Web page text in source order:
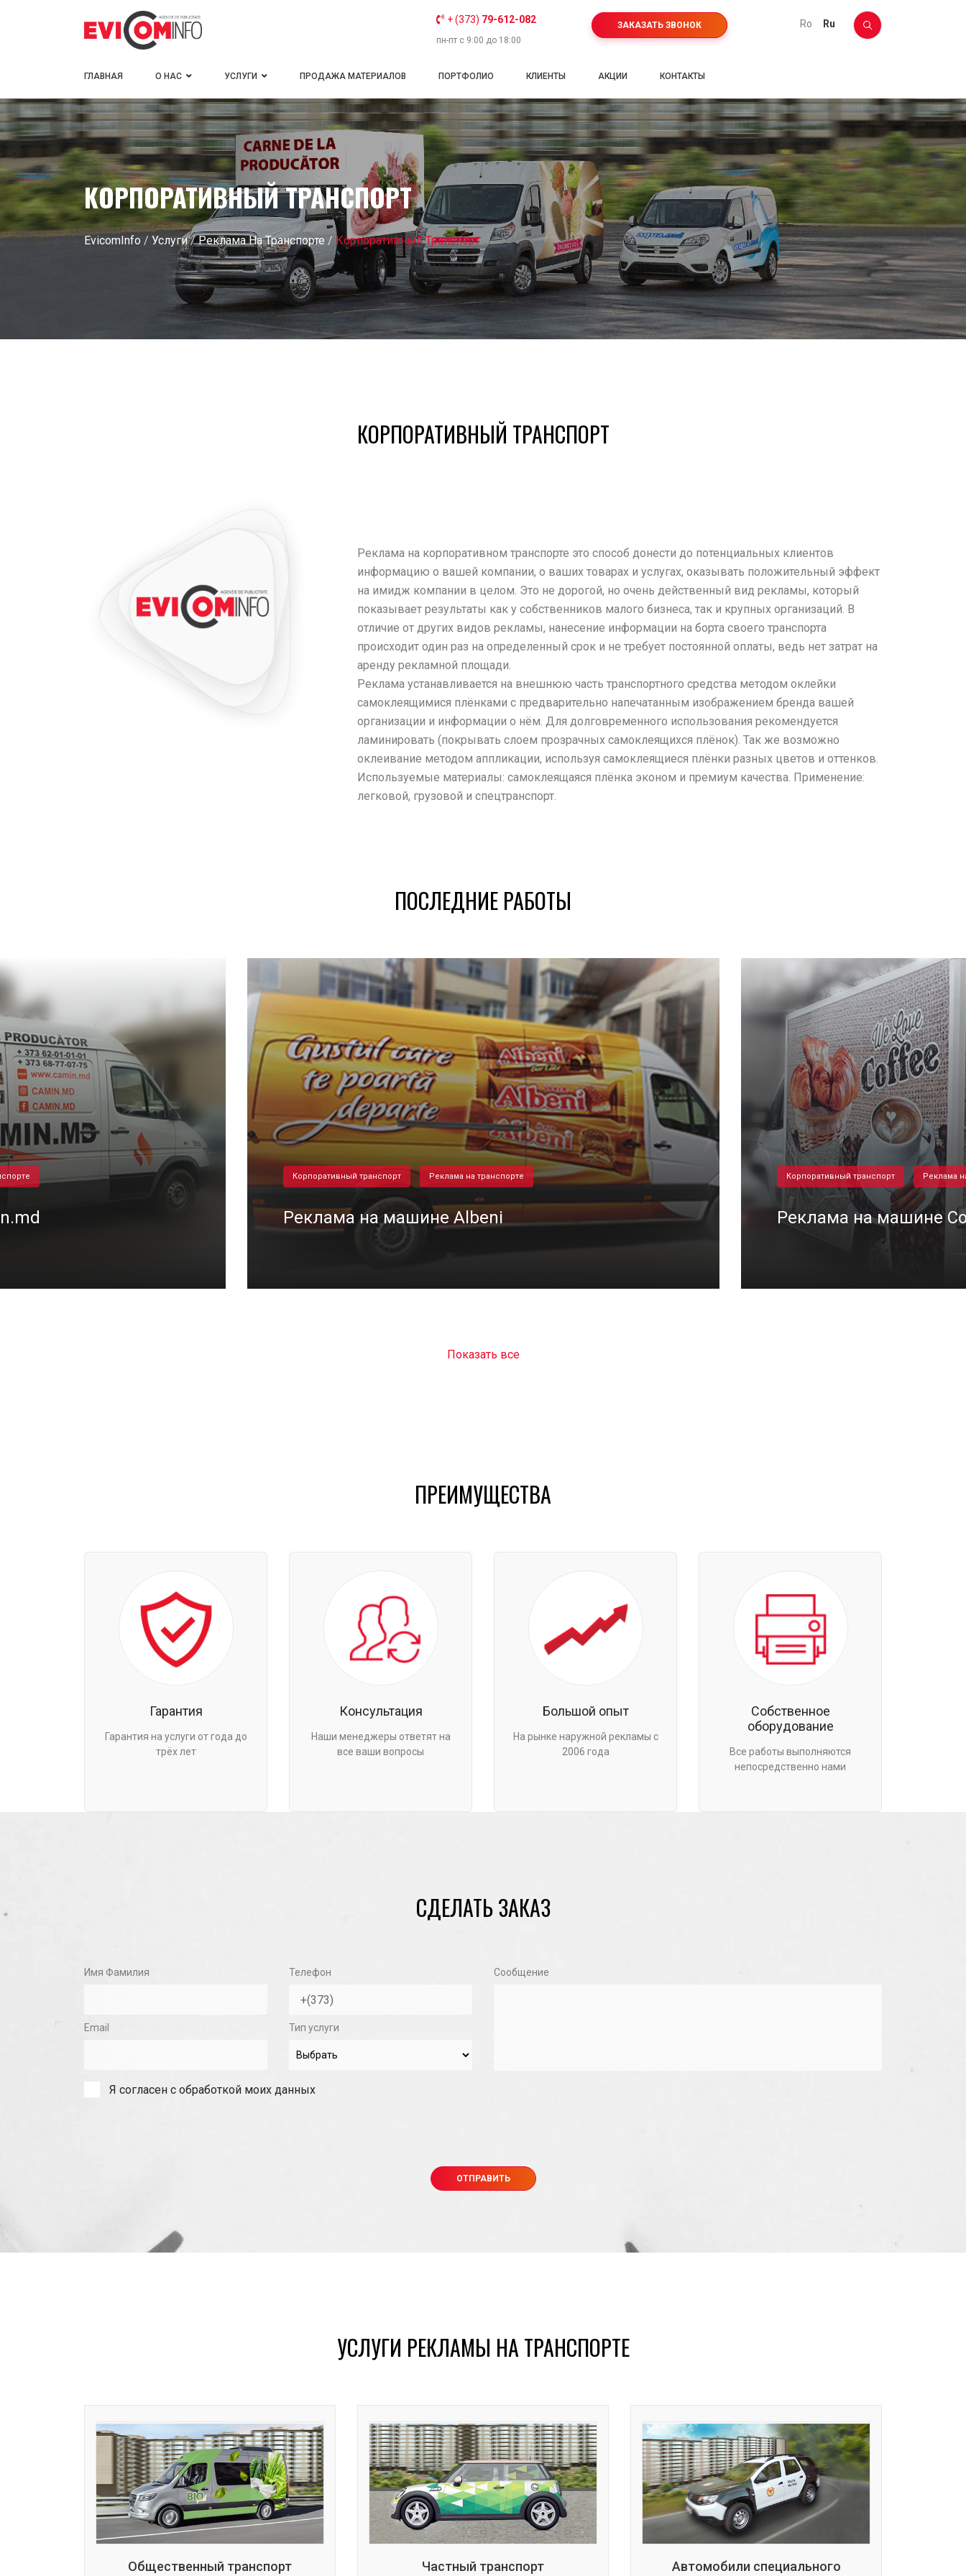
+ (373) 79-612-082
пн-пт с 9:00 до 18:00
ЗАКАЗАТЬ ЗВОНОК ro ru
ГЛАВНАЯ О НАС УСЛУГИ ПРОДАЖА МАТЕРИАЛОВ ПОРТФОЛИО КЛИЕНТЫ АКЦИИ КОНТАКТЫ
КОРПОРАТИВНЫЙ ТРАНСПОРТ
EvicomInfo / Услуги/Реклама На Транспорте / Корпоративный Транспорт
КОРПОРАТИВНЫЙ ТРАНСПОРТ
Реклама на корпоративном транспорте это способ донести до потенциальных клиентов
информацию о вашей компании, о ваших товарах и услугах, оказывать положительный эффект
на имидж компании в целом. Это не дорогой, но очень действенный вид рекламы, который
показывает результаты как у собственников малого бизнеса, так и крупных организаций. В
отличие от других видов рекламы, нанесение информации на борта своего транспорта
происходит один раз на определенный срок и не требует постоянной оплаты, ведь нет затрат на
аренду рекламной площади.
Реклама устанавливается на внешнюю часть транспортного средства методом оклейки
самоклеящимися плёнками с предварительно напечатанным изображением бренда вашей
организации и информации о нём. Для долговременного использования рекомендуется
ламинировать (покрывать слоем прозрачных самоклеящихся плёнок). Так же возможно
оклеивание методом аппликации, используя самоклеящиеся плёнки разных цветов и оттенков.
Используемые материалы: самоклеящаяся плёнка эконом и премиум качества. Применение:
легковой, грузовой и спецтранспорт.
ПОСЛЕДНИЕ РАБОТЫ
Корпоративный транспорт Реклама на транспорте
Реклама на машине Albeni
Корпоративный транспорт Реклама
Реклама на машине
Показать все
ПРЕИМУЩЕСТВА
Гарантия
Гарантия на услуги от года до
трёх лет
Консультация
Наши менеджеры ответят на
все ваши вопросы
Большой опыт
На рынке наружной рекламы с
2006 года
Собственное
оборудование
Все работы выполняются
непосредственно нами
СДЕЛАТЬ ЗАКАЗ
Имя Фамилия Телефон
Email Тип услуги
Сообщение
Я согласен с обработкой моих данных
УСЛУГИ РЕКЛАМЫ НА ТРАНСПОРТЕ
Общественный транспорт Частный транспорт
Автомобили специального